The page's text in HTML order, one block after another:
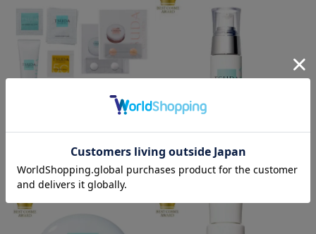
トライアルセット
¥3,190税込
フィルムアップトリートメント
(30ml)
7,700